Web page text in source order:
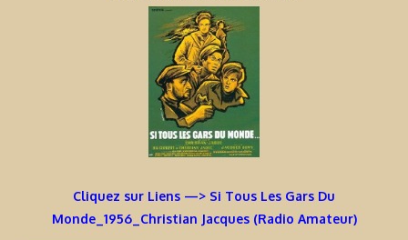
Cliquez sur Liens —> Si Tous Les Gars Du
Monde_1956_Christian Jacques (Radio Amateur)